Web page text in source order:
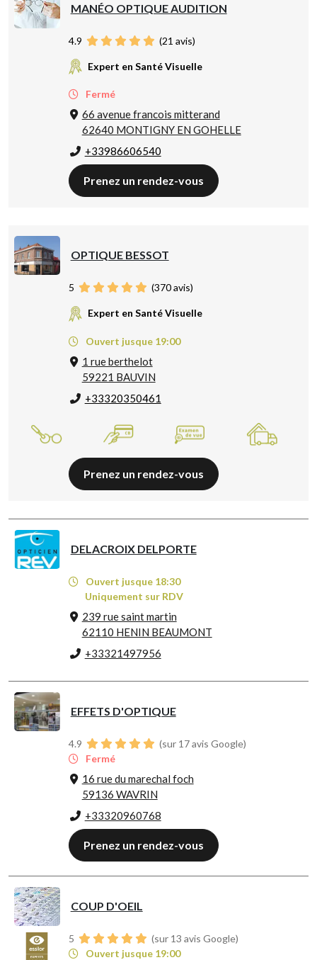
MANÉO OPTIQUE AUDITION
4.9 (21 avis)
Expert en Santé Visuelle
Fermé
66 avenue francois mitterand
62640 MONTIGNY EN GOHELLE
+33986606540
Prenez un rendez-vous
OPTIQUE BESSOT
5 (370avis)
Expert en Santé Visuelle
Ouvert jusque 19:00
1 rue berthelot
59221 BAUVIN
+33320350461
Prenez un rendez-vous
DELACROIX DELPORTE
Ouvert jusque 18:30
Uniquement sur RDV
239 rue saint martin
62110 HENIN BEAUMONT
+33321497956
EFFETS D'OPTIQUE
4.9
(sur 17 avis Google)
Fermé
16 rue du marechal foch
59136 WAVRIN
+33320960768
Prenez un rendez-vous
COUP D'OEIL
5
(sur 13 avis Google)
Ouvert jusque 19:00